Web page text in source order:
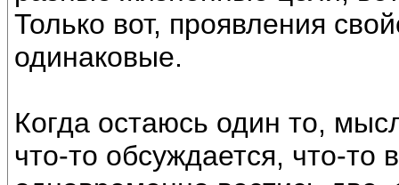
Только вот, проявления
одинаковые.
Когда остаюсь один то,
что-то обсуждается, что-